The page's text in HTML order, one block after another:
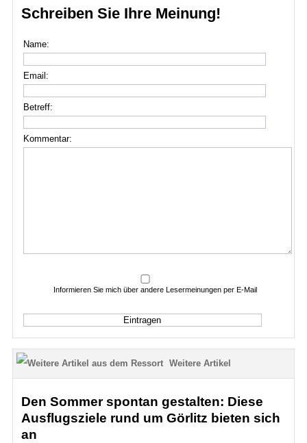
Schreiben Sie Ihre Meinung!
Name:
Email:
Betreff:
Kommentar:
Informieren Sie mich über andere Lesermeinungen per E-Mail
Weitere Artikel
Den Sommer spontan gestalten: Diese
Ausflugsziele rund um Görlitz bieten sich
an